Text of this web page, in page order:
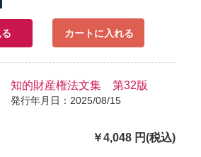
カートに入れる
知的財産権法文集 第32版
発行年月日：2025/08/15
￥4,048 円(税込)